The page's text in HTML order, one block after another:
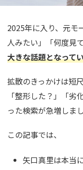
2025年に入り、元モ
人みたい」「何度見
大きな話題となって
拡散のきっかけは短
「整形した？」「
った検索が急増しまし
この記事では、
矢口真里は本当